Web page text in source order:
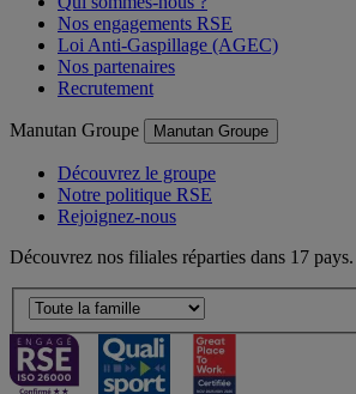
Nos engagements RSE
Loi Anti-Gaspillage (AGEC)
Nos partenaires
Recrutement
Manutan Groupe Manutan Groupe
Découvrez le groupe
Notre politique RSE
Rejoignez-nous
Découvrez nos filiales réparties dans 17 pays.